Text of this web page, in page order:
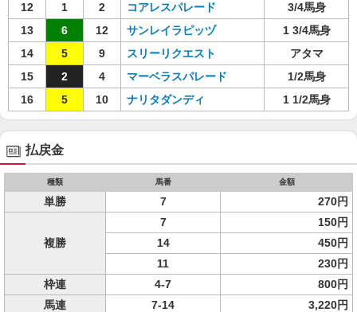
12
1 2 コアレスパレード
3/4馬身
13
6 12 サンレイラピッヅ
1 3/4馬身
14
5 9 スリーリクエスト
アタマ
15
2 4 マーベラスパレード
1/2馬身
16
5 10 ナリタダンディ 1 1/2馬身
払戻金
種類 馬番 金額
単勝 7 270円
複勝
7
150円
14
450円
11
230円
枠連
4-7
800円
馬連
7-14 3,220円